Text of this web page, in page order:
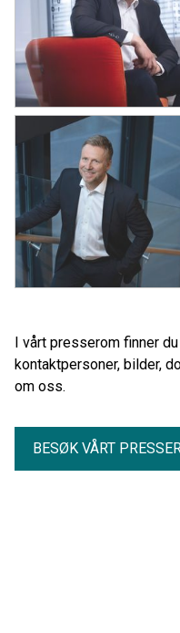
I vårt presserom finner
kontaktpersoner, bilder,
om oss.
BESØK VÅRT